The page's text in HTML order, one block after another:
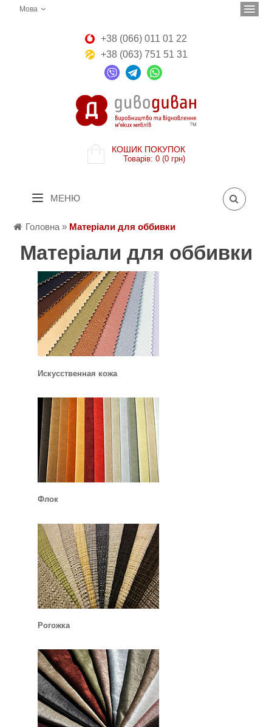
Мова
+38 (066) 011 01 22
+38 (063) 751 51 31
КОШИК ПОКУПОК
Товарів: 0 (0 грн)
МЕНЮ
Головна» Матеріали для оббивки
Матеріали для оббивки
Искусственная кожа
Флок
Рогожка